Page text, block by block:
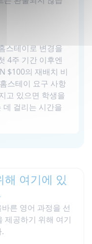
스테이로 변경을
4주 기간 이후엔
$100의 재배치 비
스테이 요구 사항
고 있으면 학생을
걸리는 시간을
여기에 있
른 영어 과정을 선
제공하기 위해 여기